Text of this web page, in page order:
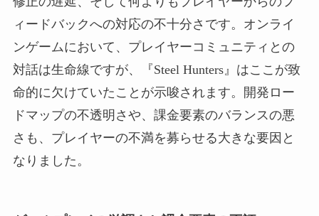
ィードバックへの対応の不十分さです。オンライ
ンゲームにおいて、プレイヤーコミュニティとの
対話は生命線ですが、『Steel Hunters』はここが致
命的に欠けていたことが示唆されます。開発ロー
ドマップの不透明さや、課金要素のバランスの悪
さも、プレイヤーの不満を募らせる大きな要因と
なりました。